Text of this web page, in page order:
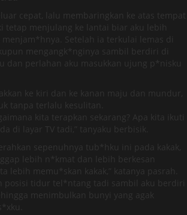
cepat, lalu membaringkan ke atas tempat
tetap menjulang ke lantai biar aku lebih
Setelah ia terkulai lemas di
mengangk*nginya sambil berdiri di
dan perlahan aku masukkan ujung p*nisku
ke kiri dan ke kanan maju dan mundur,
tanpa terlalu kesulitan.
kita terapkan sekarang? Apa kita ikuti
di layar TV tadi,” tanyaku berbisik.
sepenuhnya tub*hku ini pada kakak,
lebih n*kmat dan lebih berkesan
lebih memu*skan kakak,” katanya pasrah.
posisi tidur tel*ntang tadi sambil aku berdiri
menimbulkan bunyi yang agak